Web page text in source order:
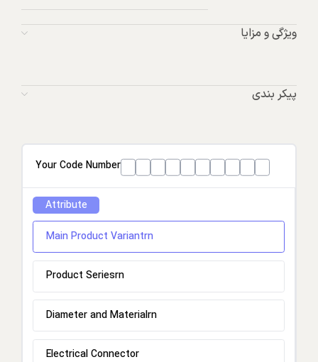
ویژگی و مزایا
پیکر بندی
Your Code Number
Attribute
Main Product Variantrn
Product Seriesrn
Diameter and Materialrn
Electrical Connector